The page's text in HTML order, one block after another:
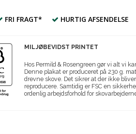
FRI FRAGT* HURTIG AFSENDELSE
MILJØBEVIDST PRINTET
Hos Permild & Rosengreen gør vi alt vi
Denne plakat er produceret på 230 g.
drevne skove. Det sikrer at der ikke
reproducere. Samtidig er FSC en
ordenlig arbejdsforhold for